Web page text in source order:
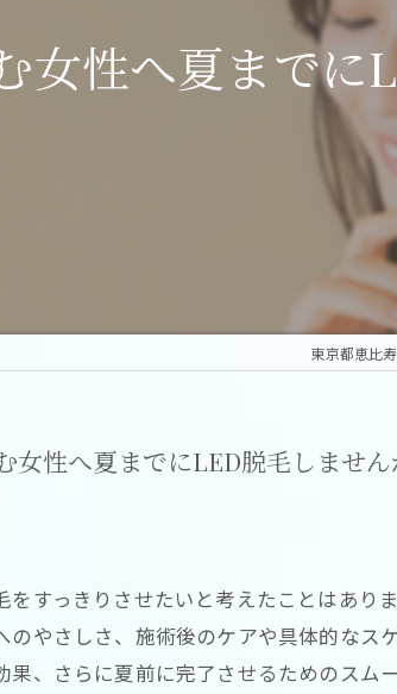
女性へ夏までに
東京都恵比
女性へ夏までにLED脱毛しませ
をすっきりさせたいと考えたことはあり
のやさしさ、施術後のケアや具体的なス
果、さらに夏前に完了させるためのスム